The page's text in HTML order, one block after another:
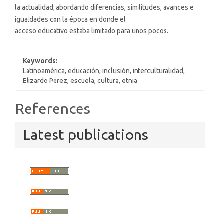
la actualidad; abordando diferencias, similitudes, avances e
igualdades con la época en donde el
acceso educativo estaba limitado para unos pocos.
Keywords:
Latinoamérica, educación, inclusión, interculturalidad,
Elizardo Pérez, escuela, cultura, etnia
Article
Details
References
Latest publications